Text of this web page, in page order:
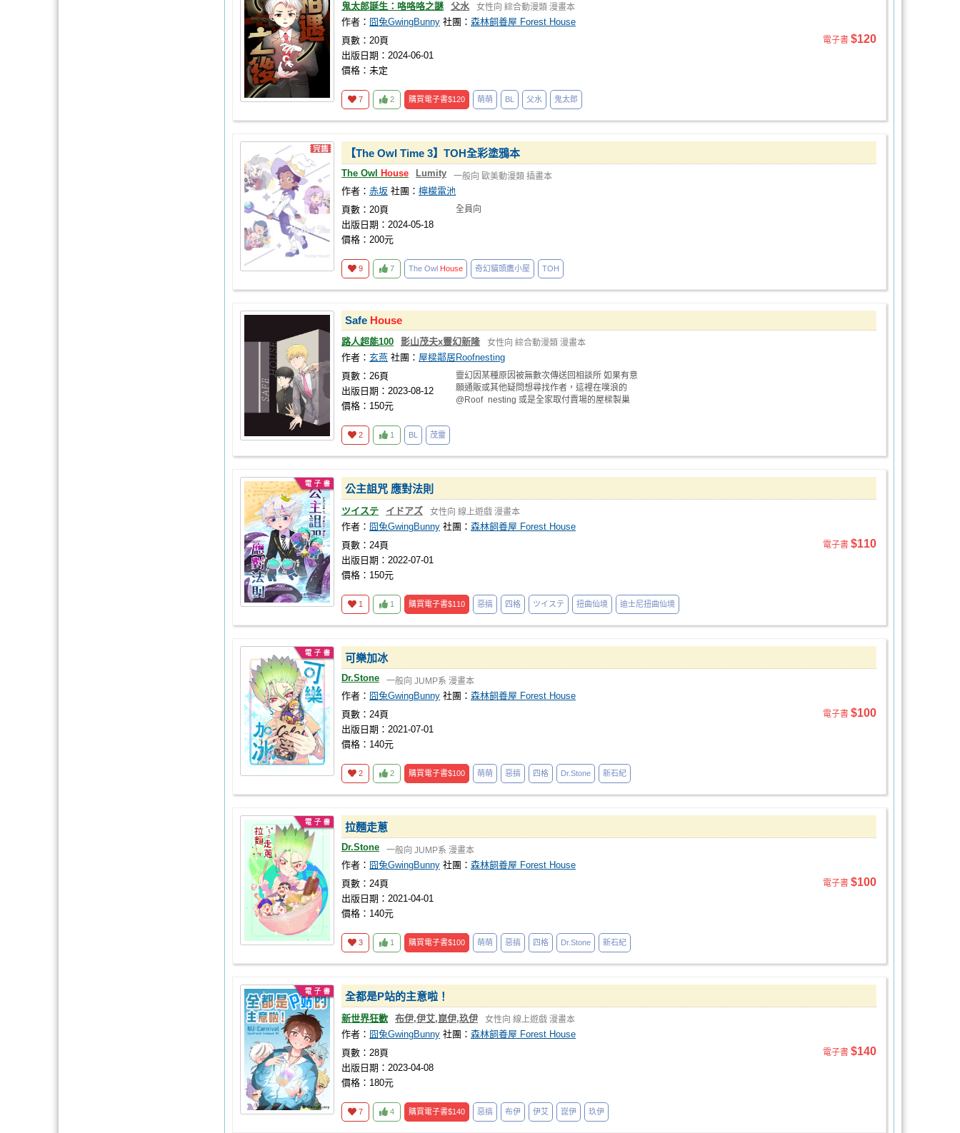
鬼太郎誕生：咯咯咯之謎 父水 女性向 綜合動漫類 漫畫本
作者： 囧兔GwingBunny 社團： 森林飼養屋 Forest House
頁數：20頁
出版日期：2024-06-01
價格：未定
電子書 $120
7 2 購買電子書$120 萌萌 BL 父水 鬼太郎
【The Owl Time 3】TOH全彩塗鴉本
The Owl House Lumity 一般向 歐美動漫類 插畫本
作者： 赤坂 社團： 檸檬電池
頁數：20頁
出版日期：2024-05-18
價格：200元
全員向
9 7 The Owl House 奇幻貓頭鷹小屋 TOH
Safe House
路人超能100 影山茂夫x靈幻新隆 女性向 綜合動漫類 漫畫本
作者： 玄燕 社團： 屋樑鄰居Roofnesting
頁數：26頁
出版日期：2023-08-12
價格：150元
靈幻因某種原因被無數次傳送回相談所 如果有意
願通販或其他疑問想尋找作者，這裡在噗浪的
@Roof_nesting 或是全家取付賣場的屋樑製巢
2 1 BL 茂靈
公主詛咒 應對法則
ツイステ イドアズ 女性向 線上遊戲 漫畫本
作者： 囧兔GwingBunny 社團： 森林飼養屋 Forest House
頁數：24頁
出版日期：2022-07-01
價格：150元
電子書 $110
1 1 購買電子書$110 惡搞 四格 ツイステ 扭曲仙境 迪士尼扭曲仙境
可樂加冰
Dr.Stone 一般向 JUMP系 漫畫本
作者： 囧兔GwingBunny 社團： 森林飼養屋 Forest House
頁數：24頁
出版日期：2021-07-01
價格：140元
電子書 $100
2 2 購買電子書$100 萌萌 惡搞 四格 Dr.Stone 新石紀
拉麵走蔥
Dr.Stone 一般向 JUMP系 漫畫本
作者： 囧兔GwingBunny 社團： 森林飼養屋 Forest House
頁數：24頁
出版日期：2021-04-01
價格：140元
電子書 $100
3 1 購買電子書$100 萌萌 惡搞 四格 Dr.Stone 新石紀
全都是P站的主意啦！
新世界狂歡 布伊,伊艾,崑伊,玖伊 女性向 線上遊戲 漫畫本
作者： 囧兔GwingBunny 社團： 森林飼養屋 Forest House
頁數：28頁
出版日期：2023-04-08
價格：180元
電子書 $140
7 4 購買電子書$140 惡搞 布伊 伊艾 崑伊 玖伊